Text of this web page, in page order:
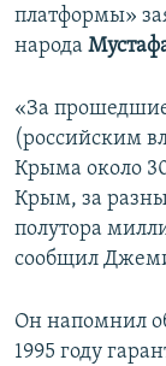
платформы»
народа
«За
(российским
Крыма около
Крым, за
полутора
сообщил
Он напомнил
1995 году